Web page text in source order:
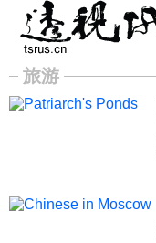
首页
时政
空军
财经
农业
文艺
图片新闻
图表
旅游